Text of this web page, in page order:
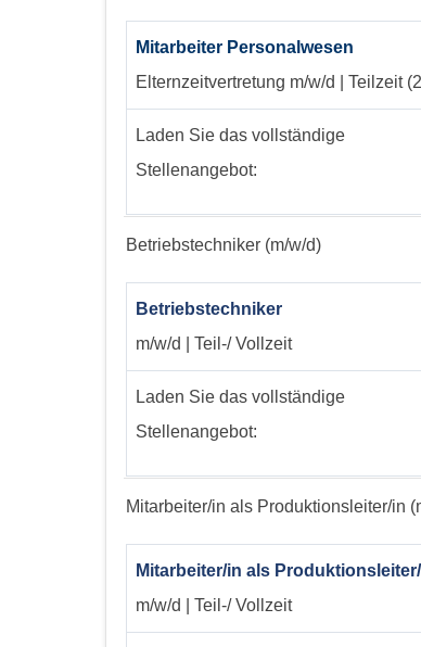
Mitarbeiter Personalwesen
Elternzeitvertretung m/w/d | Teilzeit
Laden Sie das vollständige
Stellenangebot:
Betriebstechniker (m/w/d)
Betriebstechniker
m/w/d | Teil-/ Vollzeit
Laden Sie das vollständige
Stellenangebot:
Mitarbeiter/in als Produktionsleiter/in
Mitarbeiter/in als
m/w/d | Teil-/ Vollzeit